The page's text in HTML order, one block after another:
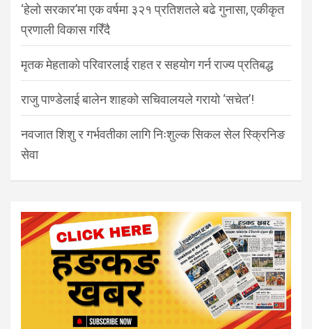
‘हेलो सरकार’मा एक वर्षमा ३२१ प्रतिशतले बढे गुनासा, एकीकृत
प्रणाली विकास गरिँदै
मृतक मेहताको परिवारलाई राहत र सहयोग गर्न राज्य प्रतिबद्ध
राजु पाण्डेलाई बालेन शाहको सचिवालयले गरायो ‘सचेत’!
नवजात शिशु र गर्भवतीका लागि निःशुल्क सिकल सेल स्क्रिनिङ
सेवा